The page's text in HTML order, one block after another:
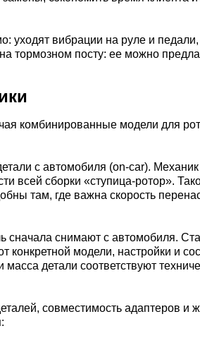
уходят вибрации на руле и
тормозном посту: ее можно
комбинированные модели для
с автомобиля (on-car).
всей сборки «ступица-ротор».
там, где важна скорость
сначала снимают с автомобиля.
конкретной модели, настройки и
детали соответствуют
совместимость адаптеров и